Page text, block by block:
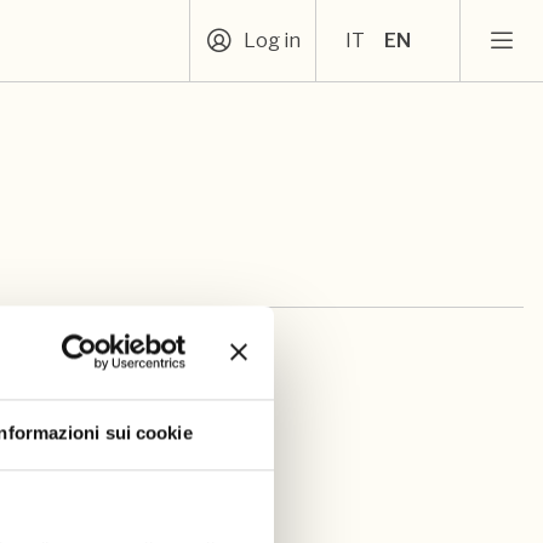
sui cookie
Log in IT EN